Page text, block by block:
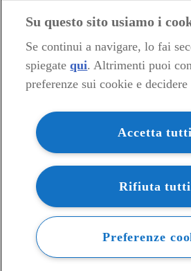
Tel. 051- 293.111 / 245.024
© 2020 Zanichelli Editore spa
Contatti e recapiti
my.zanichelli.it
Filiali e agenzie
Acquisti: informazioni
Area stampa
Privacy
Su questo sito usiamo i
Se continui a navigare, lo fai
spiegate qui. Altrimenti puoi
preferenze sui cookie e
Accetta tutti
Rifiuta tutti
Preferenze